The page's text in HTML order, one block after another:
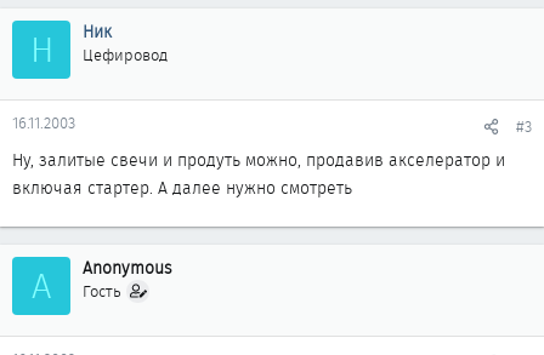
Н Ник
Цефировод
16.11.2003 #3
Ну, залитые свечи и продуть можно, продавив акселератор и
включая стартер. А далее нужно смотреть
A Anonymous
Гость